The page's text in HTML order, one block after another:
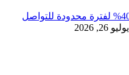
شركة كلين لايف بمكة خصم 40% لفترة محدودة للتواصل
يوليو 26, 2026